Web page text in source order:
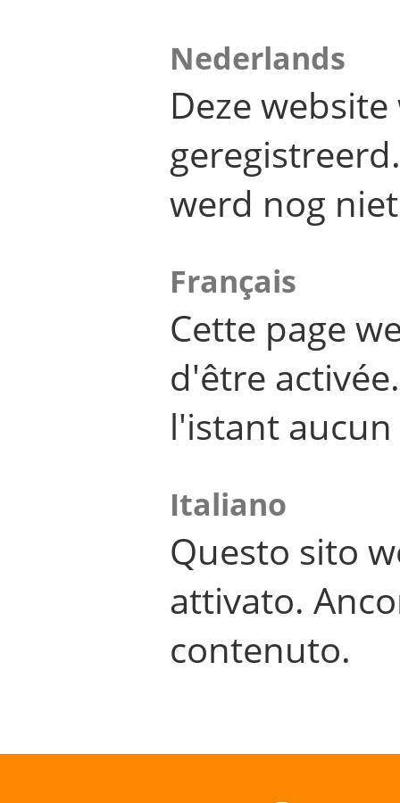
Nederlands
Deze
werd nog
Français
Cette page
d'être
l'istant
Italiano
Questo sito
attivato.
contenuto.